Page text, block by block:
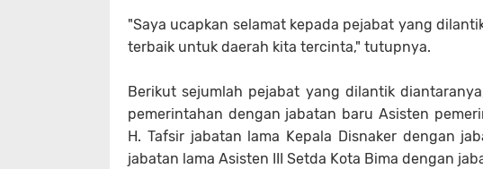
"Saya ucapkan selamat kepada pejabat yang
terbaik untuk daerah kita tercinta," tutupnya.
Berikut sejumlah pejabat yang dilantik
pemerintahan dengan jabatan baru Asisten
H. Tafsir jabatan lama Kepala Disnaker dengan
jabatan lama Asisten III Setda Kota Bima dengan